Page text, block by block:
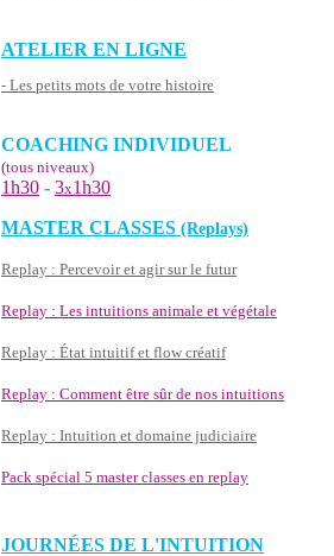
ATELIER EN LIGNE
- Les petits mots de votre histoire
COACHING INDIVIDUEL
(tous niveaux)
1h30 - 3x1h30
MASTER CLASSES (Replays)
Replay : Percevoir et agir sur le futur
Replay : Les intuitions animale et végétale
Replay : État intuitif et flow créatif
Replay : Comment être sûr de nos intuitions
Replay : Intuition et domaine judiciaire
Pack spécial 5 master classes en replay
JOURNÉES DE L'INTUITION